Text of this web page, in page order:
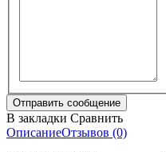
В закладки Сравнить
ОписаниеОтзывов (0)